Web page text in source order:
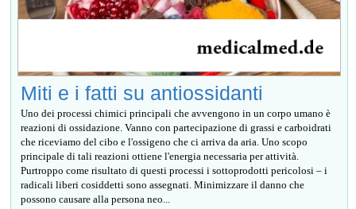
Miti e i fatti su antiossidanti
Uno dei processi chimici principali che avvengono in un corpo umano è
reazioni di ossidazione. Vanno con partecipazione di grassi e carboidrati
che riceviamo del cibo e l'ossigeno che ci arriva da aria. Uno scopo
principale di tali reazioni ottiene l'energia necessaria per attività.
Purtroppo come risultato di questi processi i sottoprodotti pericolosi – i
radicali liberi cosiddetti sono assegnati. Minimizzare il danno che
possono causare alla persona neo...